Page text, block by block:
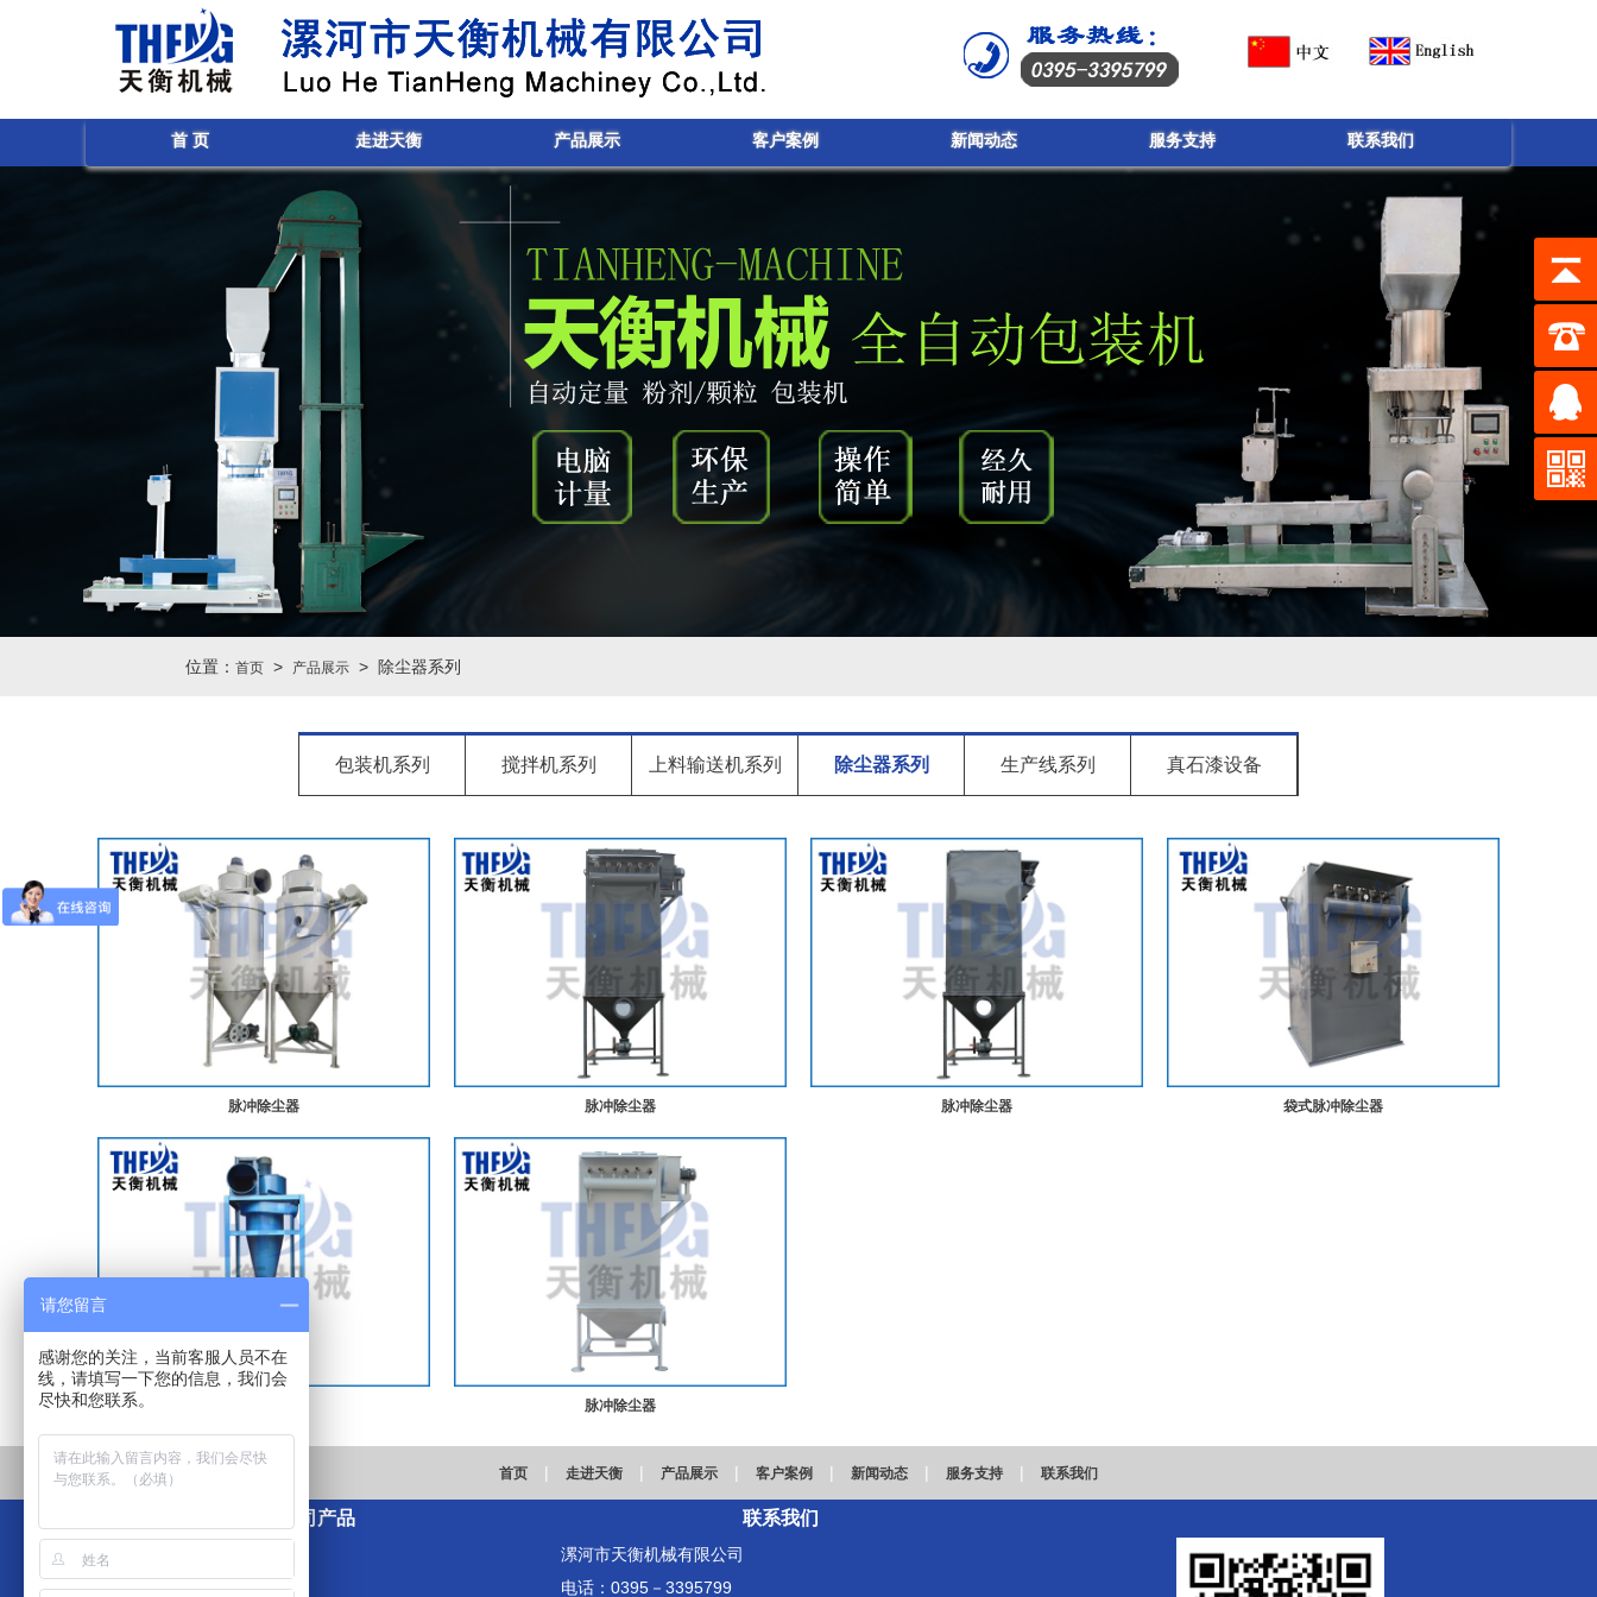
首 页 走进天衡 产品展示 客户案例 新闻动态 服务支持 联系我们
位置： 首页 > 产品展示 > 除尘器系列
包装机系列 搅拌机系列 上料输送机系列 除尘器系列 生产线系列 真石漆设备
脉冲除尘器 脉冲除尘器 脉冲除尘器 袋式脉冲除尘器
脉冲除尘器
首页 | 走进天衡 | 产品展示 | 客户案例 | 新闻动态 | 服务支持 | 联系我们
公司产品
包装机系列
搅拌机系列
联系我们
漯河市天衡机械有限公司
电话：0395－3395799
请您留言
感谢您的关注，当前客服人员不在
线，请填写一下您的信息，我们会
尽快和您联系。